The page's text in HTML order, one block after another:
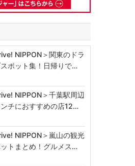
NIPPON＞関東のドラ
ポット集！日帰りで…
NIPPON＞千葉駅周辺
チにおすすめの店12…
NIPPON＞嵐山の観光
ットまとめ！グルメス…